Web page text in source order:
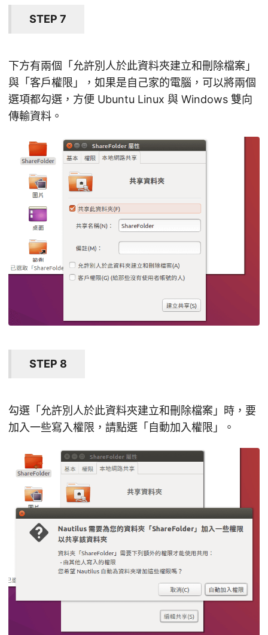
STEP 7
下方有兩個「允許別人於此資料夾建立和刪除檔案」
與「客戶權限」，如果是自己家的電腦，可以將兩個
選項都勾選，方便 Ubuntu Linux 與 Windows 雙向
傳輸資料。
STEP 8
勾選「允許別人於此資料夾建立和刪除檔案」時，要
加入一些寫入權限，請點選「自動加入權限」。